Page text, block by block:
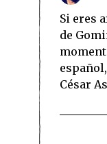
Si eres
de
César